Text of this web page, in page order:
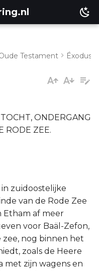
Testament Éxodus
ONDERGANG
RODE ZEE.
zuidoostelijke
van de Rode Zee
Etham af meer
voor Baäl-Zefon,
zee, nog binnen het
zoals de Heere
met zijn wagens en